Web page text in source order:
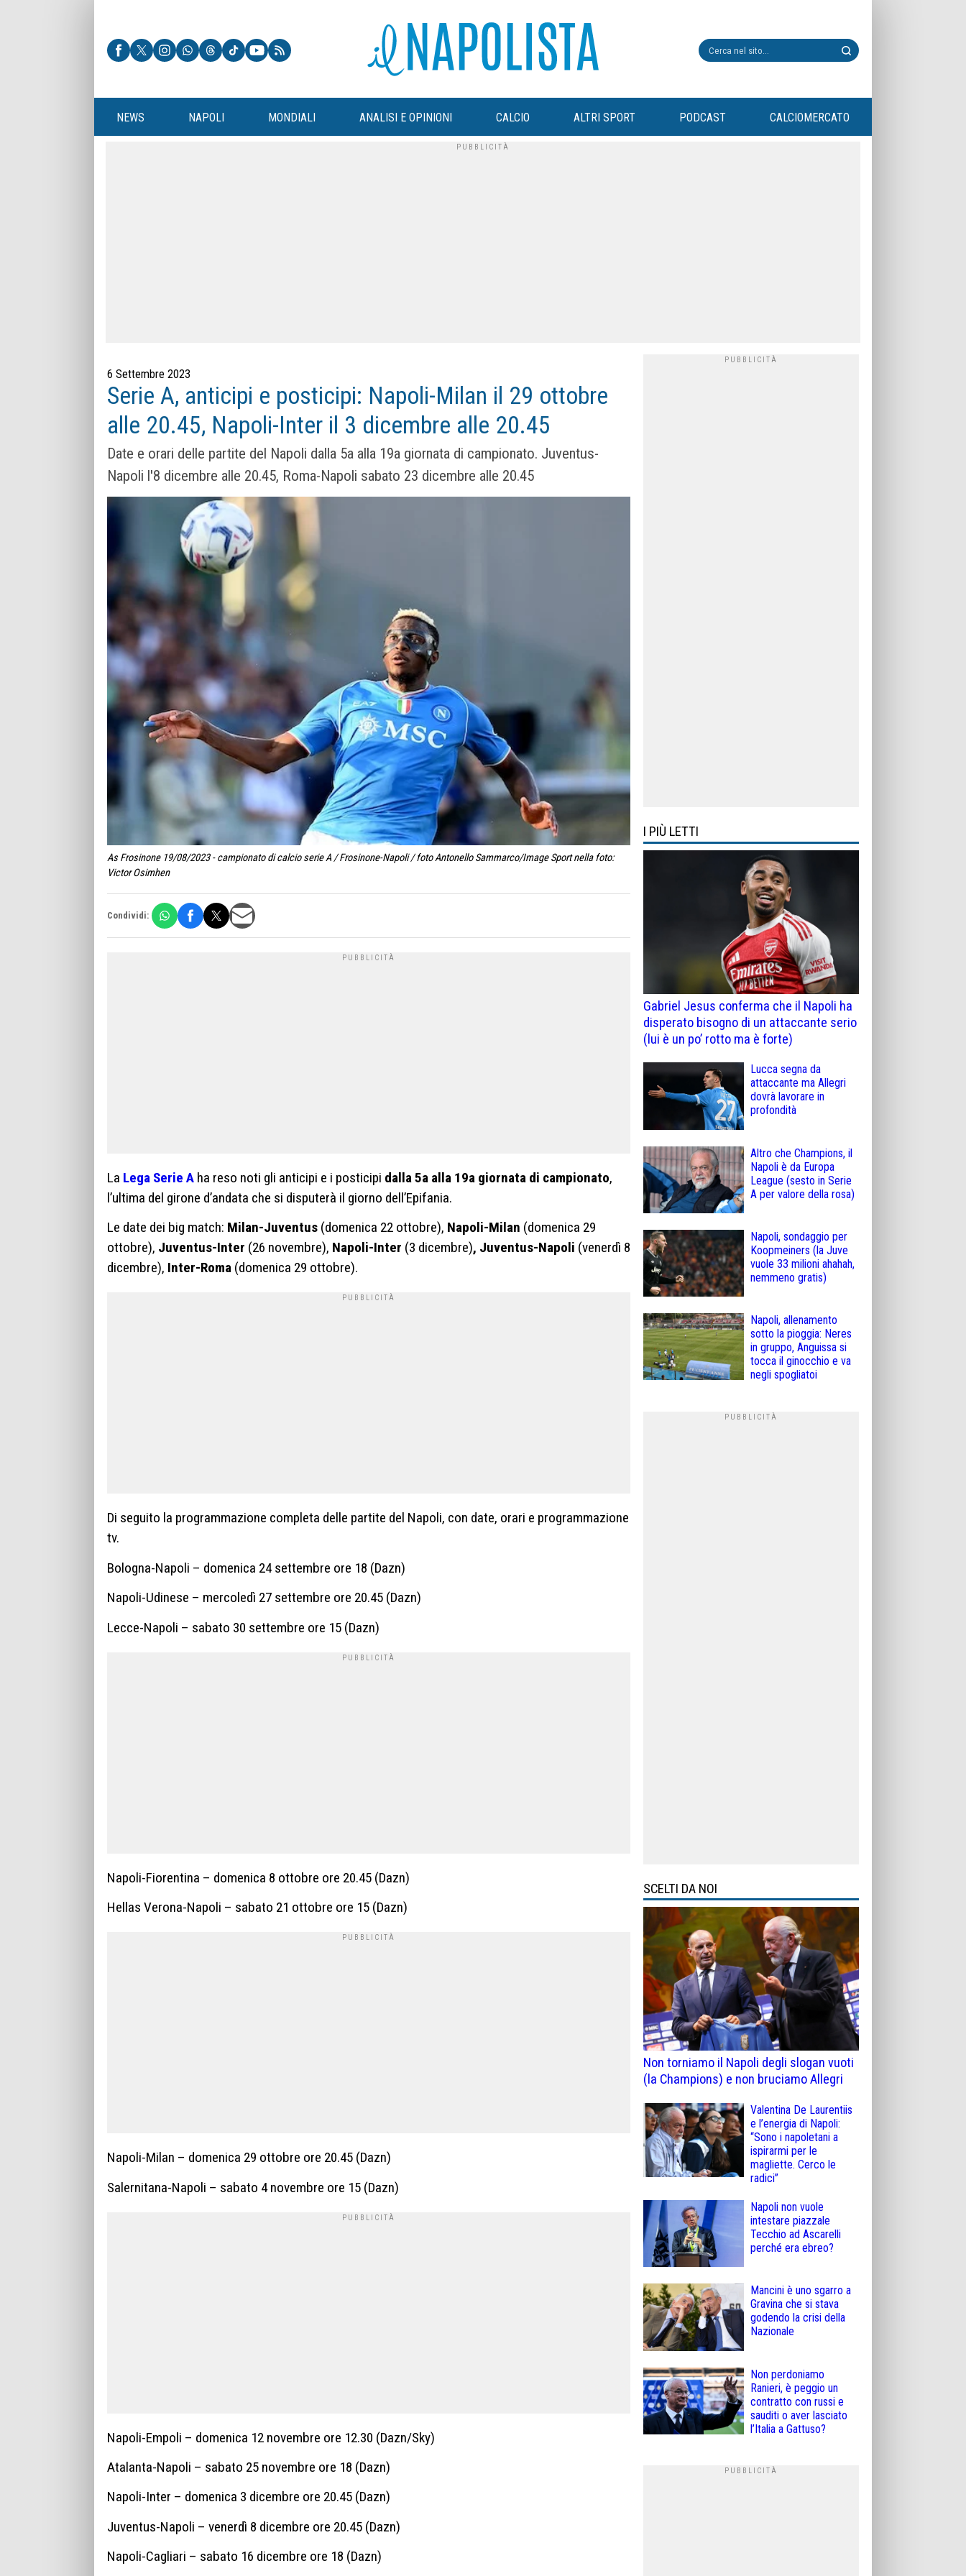
NEWS NAPOLI MONDIALI ANALISI E OPINIONI CALCIO ALTRI SPORT PODCAST CALCIOMERCATO
6 Settembre 2023
Serie A, anticipi e posticipi: Napoli-Milan il 29 ottobre
alle 20.45, Napoli-Inter il 3 dicembre alle 20.45
Date e orari delle partite del Napoli dalla 5a alla 19a giornata di campionato. Juventus-
Napoli l'8 dicembre alle 20.45, Roma-Napoli sabato 23 dicembre alle 20.45
As Frosinone 19/08/2023 - campionato di calcio serie A / Frosinone-Napoli / foto Antonello Sammarco/Image Sport nella foto:
Victor Osimhen
Condividi:
La Lega Serie A ha reso noti gli anticipi e i posticipi dalla 5a alla 19a giornata di campionato,
l’ultima del girone d’andata che si disputerà il giorno dell’Epifania.
Le date dei big match: Milan-Juventus (domenica 22 ottobre), Napoli-Milan (domenica 29
ottobre), Juventus-Inter (26 novembre), Napoli-Inter (3 dicembre), Juventus-Napoli (venerdì 8
dicembre), Inter-Roma (domenica 29 ottobre).
Di seguito la programmazione completa delle partite del Napoli, con date, orari e programmazione
tv.
Bologna-Napoli – domenica 24 settembre ore 18 (Dazn)
Napoli-Udinese – mercoledì 27 settembre ore 20.45 (Dazn)
Lecce-Napoli – sabato 30 settembre ore 15 (Dazn)
Napoli-Fiorentina – domenica 8 ottobre ore 20.45 (Dazn)
Hellas Verona-Napoli – sabato 21 ottobre ore 15 (Dazn)
Napoli-Milan – domenica 29 ottobre ore 20.45 (Dazn)
Salernitana-Napoli – sabato 4 novembre ore 15 (Dazn)
Napoli-Empoli – domenica 12 novembre ore 12.30 (Dazn/Sky)
Atalanta-Napoli – sabato 25 novembre ore 18 (Dazn)
Napoli-Inter – domenica 3 dicembre ore 20.45 (Dazn)
Juventus-Napoli – venerdì 8 dicembre ore 20.45 (Dazn)
Napoli-Cagliari – sabato 16 dicembre ore 18 (Dazn)
I PIÙ LETTI
Gabriel Jesus conferma che il Napoli ha
disperato bisogno di un attaccante serio
(lui è un po’ rotto ma è forte)
Lucca segna da
attaccante ma Allegri
dovrà lavorare in
profondità
Altro che Champions, il
Napoli è da Europa
League (sesto in Serie
A per valore della rosa)
Napoli, sondaggio per
Koopmeiners (la Juve
vuole 33 milioni ahahah,
nemmeno gratis)
Napoli, allenamento
sotto la pioggia: Neres
in gruppo, Anguissa si
tocca il ginocchio e va
negli spogliatoi
SCELTI DA NOI
Non torniamo il Napoli degli slogan vuoti
(la Champions) e non bruciamo Allegri
Valentina De Laurentiis
e l’energia di Napoli:
“Sono i napoletani a
ispirarmi per le
magliette. Cerco le
radici”
Napoli non vuole
intestare piazzale
Tecchio ad Ascarelli
perché era ebreo?
Mancini è uno sgarro a
Gravina che si stava
godendo la crisi della
Nazionale
Non perdoniamo
Ranieri, è peggio un
contratto con russi e
sauditi o aver lasciato
l’Italia a Gattuso?